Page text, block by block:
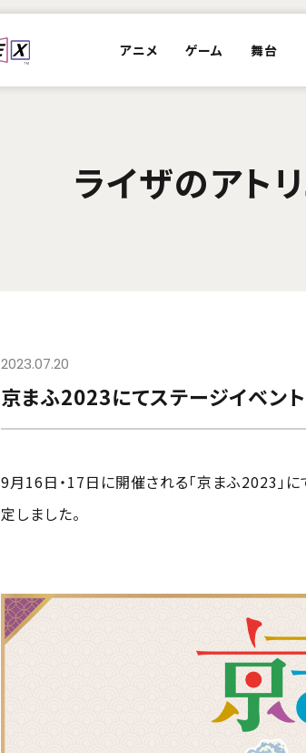
アニメ ゲーム 舞台
ライザのアト
2023.07.20
京まふ2023にてステージイベント
9月16日・17日に開催される「京まふ2023」
定しました。